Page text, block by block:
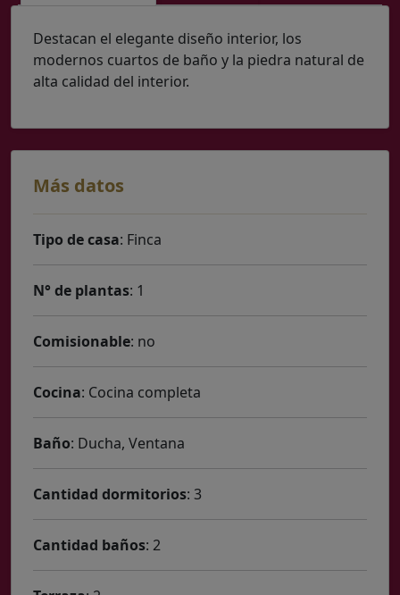
Destacan el elegante diseño interior, los
modernos cuartos de baño y la piedra natural de
alta calidad del interior.
Más datos
Tipo de casa: Finca
N° de plantas: 1
Comisionable: no
Cocina: Cocina completa
Baño: Ducha, Ventana
Cantidad dormitorios: 3
Cantidad baños: 2